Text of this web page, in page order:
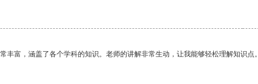
丰富，涵盖了各个学科的知识。老师的讲解非常生动，让我能够轻松理解知识点。